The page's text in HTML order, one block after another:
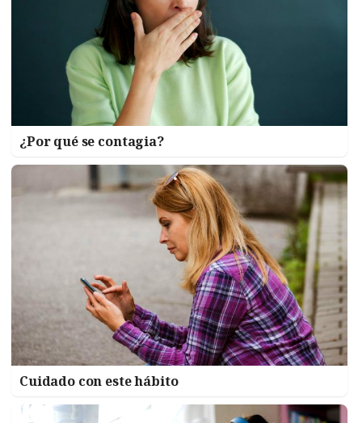
¿Por qué se contagia?
Cuidado con este hábito